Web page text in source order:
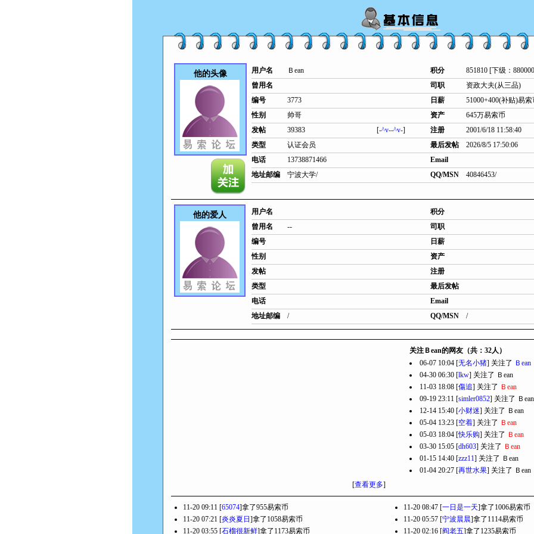
他的头像 用户名 Ｂean 积分 851810 [下级：
曾用名
司职 资政大夫(从三品)
编号
3773 日薪 51000+400(补贴)易索
性别
帅哥 资产 645万易索币
发帖
39383 [-^v--^v-] 注册
2001/6/18 11:58:40
类型
认证会员 最后发帖
2026/8/5 17:50:06
电话
13738871466
Email
地址邮编
宁波大学/ QQ/MSN 40846453/
他的爱人 用户名
积分
曾用名
-- 司职
编号
日薪
性别
资产
发帖
注册
类型
最后发帖
电话
Email
地址邮编
/ QQ/MSN /
[查看更多]
关注Ｂean的网友（共：32人）
06-07 10:04 [无名小猪] 关注了 Ｂean
04-30 06:30 [lkw] 关注了 Ｂean
11-03 18:08 [傷追] 关注了 Ｂean
09-19 23:11 [simler0852] 关注了 Ｂean
12-14 15:40 [小财迷] 关注了 Ｂean
05-04 13:23 [空着] 关注了 Ｂean
05-03 18:04 [快乐购] 关注了 Ｂean
03-30 15:05 [dh603] 关注了 Ｂean
01-15 14:40 [zzz11] 关注了 Ｂean
01-04 20:27 [再世水果] 关注了 Ｂean
11-20 09:11 [65074]拿了955易索币 11-20 08:47 [一日是一天]拿了1006易索币
11-20 07:21 [炎炎夏日 ]拿了1058易索币 11-20 05:57 [宁波晨晨]拿了1114易索币
11-20 03:55 [石榴很新鲜]拿了1173易索币 11-20 02:16 [阎老五]拿了1235易索币